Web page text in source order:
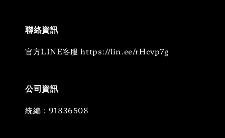
聯絡資訊
官方LINE客服 https://lin.ee/rHcvp7g
公司資訊
統編：91836508